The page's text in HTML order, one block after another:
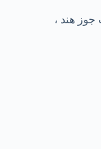
هند ،